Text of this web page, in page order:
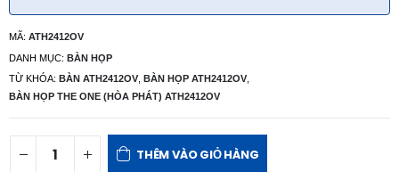
MÃ: ATH2412OV
DANH MỤC: BÀN HỌP
TỪ KHÓA: BÀN ATH2412OV BÀN HỌP ATH2412OV
BÀN HỌP THE ONE (HÒA PHÁT) ATH2412OV
THÊM VÀO GIỎ HÀNG